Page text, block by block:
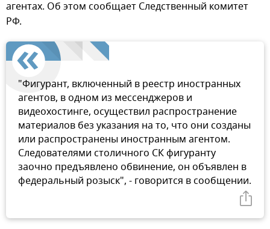
агентах. Об этом сообщает Следственный комитет
РФ.
"Фигурант, включенный в реестр иностранных
агентов, в одном из мессенджеров и
видеохостинге, осуществил распространение
материалов без указания на то, что они созданы
или распространены иностранным агентом.
Следователями столичного СК фигуранту
заочно предъявлено обвинение, он объявлен в
федеральный розыск", - говорится в сообщении.